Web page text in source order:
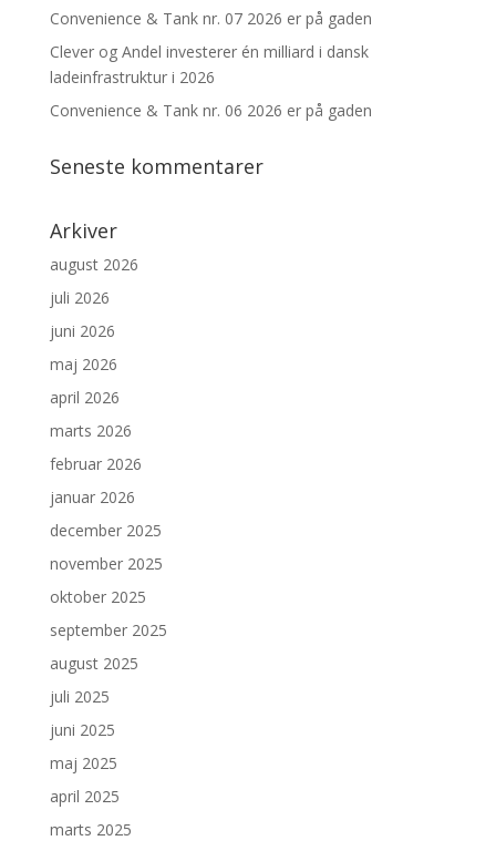
Convenience & Tank nr. 07 2026 er på gaden
Clever og Andel investerer én milliard i dansk
ladeinfrastruktur i 2026
Convenience & Tank nr. 06 2026 er på gaden
Seneste kommentarer
Arkiver
august 2026
juli 2026
juni 2026
maj 2026
april 2026
marts 2026
februar 2026
januar 2026
december 2025
november 2025
oktober 2025
september 2025
august 2025
juli 2025
juni 2025
maj 2025
april 2025
marts 2025